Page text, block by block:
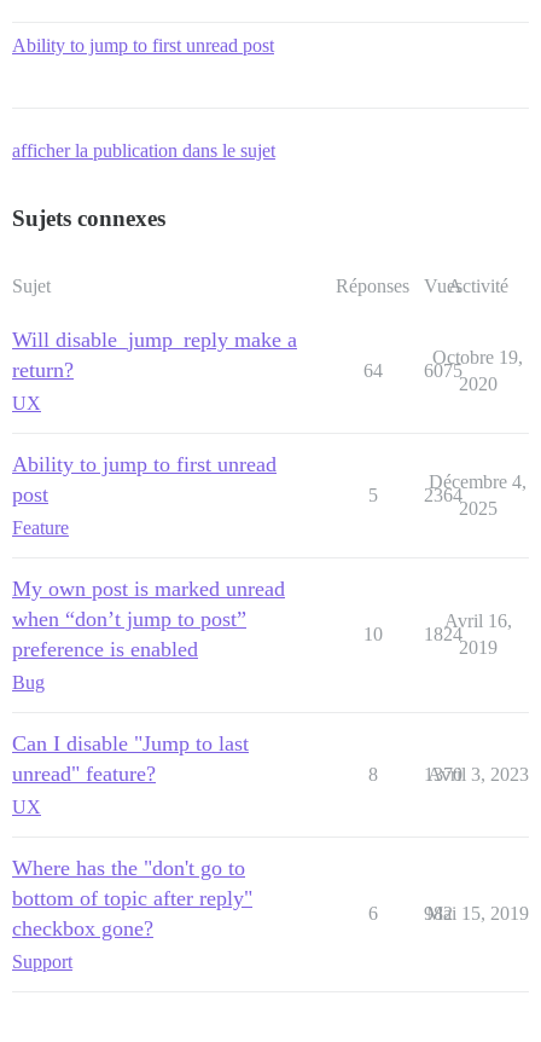
Ability to jump to first unread post
afficher la publication dans le sujet
Sujets connexes
Sujet Réponses VuesActivité
Will disable_jump_reply make a
return?
UX
64 6075
Octobre 19,
2020
Ability to jump to first unread
post
Feature
5 2364
Décembre 4,
2025
My own post is marked unread
when “don’t jump to post”
preference is enabled
Bug
10 1824
Avril 16,
2019
Can I disable "Jump to last
unread" feature?
UX
8 1370
Avril 3, 2023
Where has the "don't go to
bottom of topic after reply"
checkbox gone?
Support
6 982
Mai 15, 2019